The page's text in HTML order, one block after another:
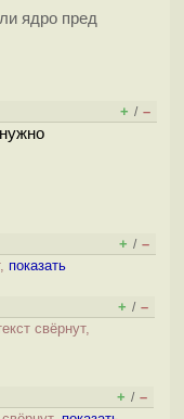
ядро пред
+ / –
+ / –
показать
+ / –
свёрнут,
+ / –